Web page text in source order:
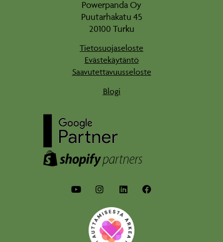
Powerpanda Oy
Puutarhakatu 45
20100 Turku
Tietosuojaseloste
Evästekäytäntö
Saavutettavuusseloste
Blogi